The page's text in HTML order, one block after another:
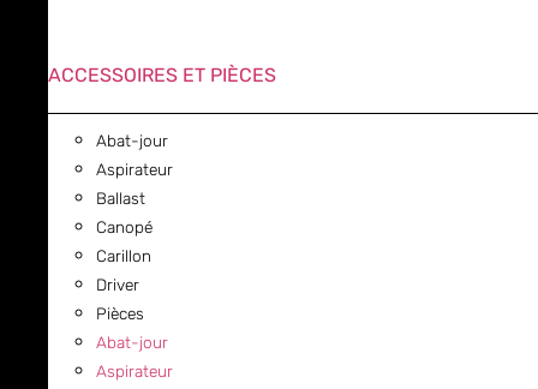
ACCESSOIRES ET PIÈCES
Abat-jour
Aspirateur
Ballast
Canopé
Carillon
Driver
Pièces
Abat-jour
Aspirateur